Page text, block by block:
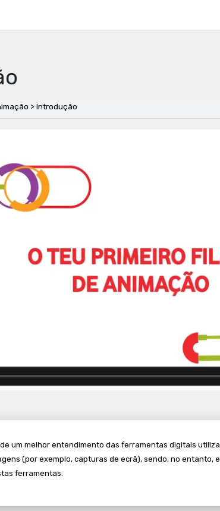
Introdução
um melhor entendimento das ferramentas digitais
(por exemplo, capturas de ecrã), sendo, no entanto,
ferramentas.